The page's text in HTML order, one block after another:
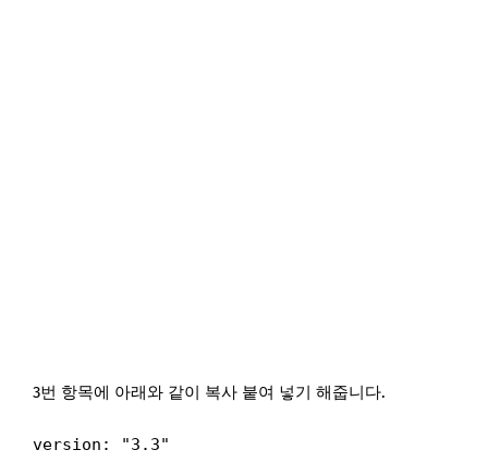
3번 항목에 아래와 같이 복사 붙여 넣기 해줍니다.
version: "3.3"